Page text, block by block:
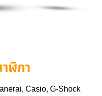
ฬิกา
Casio, G-Shock